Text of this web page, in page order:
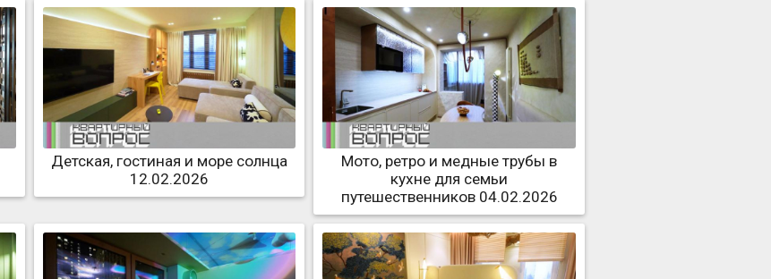
Детская, гостиная и море солнца
12.02.2026
Мото, ретро и медные трубы в
кухне для семьи
путешественников 04.02.2026